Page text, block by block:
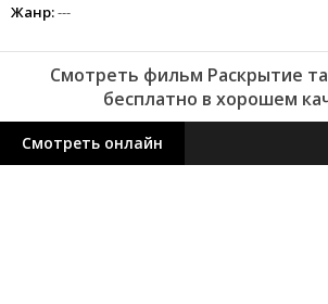
Жанр:---
Смотреть фильм Раскрытие
бесплатно в хорошем
Смотреть онлайн